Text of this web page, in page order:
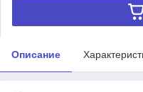
Описание